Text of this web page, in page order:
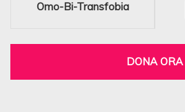
Omo-Bi-Transfobia
DONA ORA